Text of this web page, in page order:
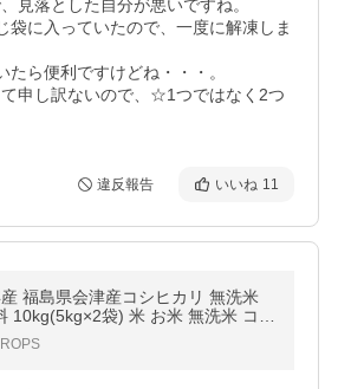
見落とした自分が悪いですね。
袋に入っていたので、一度に解凍しま
たら便利ですけどね・・・。
申し訳ないので、☆1つではなく2つ
違反報告 いいね 11
福島県会津産コシヒカリ 無洗米
10kg(5kg×2袋) 米 お米 無洗米 コメ
米 10kg